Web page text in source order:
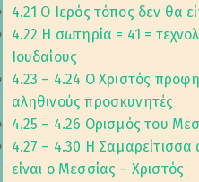
4.21 Ο Ιερός τόπος δεν θα
4.22 Η σωτηρία = 41 =
Ιουδαίους
4.23 – 4.24 Ο Χριστός
αληθινούς προσκυνητές
4.25 – 4.26 Ορισμός του
4.27 – 4.30 Η Σαμαρείτισσα
είναι ο Μεσσίας – Χριστός